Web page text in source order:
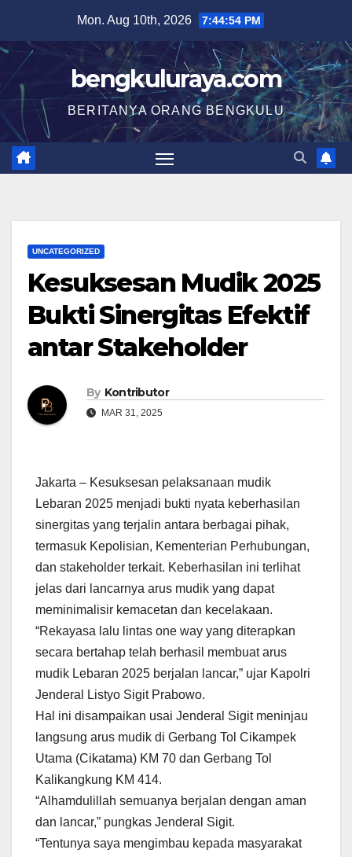
content
Mon. Aug 10th, 2026 7:44:55 PM
bengkuluraya.com
BERITANYA ORANG BENGKULU
UNCATEGORIZED
Kesuksesan Mudik 2025
Bukti Sinergitas Efektif
antar Stakeholder
By Kontributor
MAR 31, 2025
Jakarta – Kesuksesan pelaksanaan mudik
Lebaran 2025 menjadi bukti nyata keberhasilan
sinergitas yang terjalin antara berbagai pihak,
termasuk Kepolisian, Kementerian Perhubungan,
dan stakeholder terkait. Keberhasilan ini terlihat
jelas dari lancarnya arus mudik yang dapat
meminimalisir kemacetan dan kecelakaan.
“Rekayasa lalu lintas one way yang diterapkan
secara bertahap telah berhasil membuat arus
mudik Lebaran 2025 berjalan lancar,” ujar Kapolri
Jenderal Listyo Sigit Prabowo.
Hal ini disampaikan usai Jenderal Sigit meninjau
langsung arus mudik di Gerbang Tol Cikampek
Utama (Cikatama) KM 70 dan Gerbang Tol
Kalikangkung KM 414.
“Alhamdulillah semuanya berjalan dengan aman
dan lancar,” pungkas Jenderal Sigit.
“Tentunya saya mengimbau kepada masyarakat